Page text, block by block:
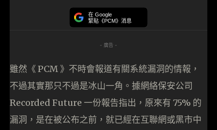
在 Google
緊貼《PCM》消息
- 廣告 -
雖然《 PCM 》不時會報道有關系統漏洞的情報，
不過其實那只不過是冰山一角。據網絡保安公司
Recorded Future 一份報告指出，原來有 75% 的
漏洞，是在被公布之前，就已經在互聯網或黑市中